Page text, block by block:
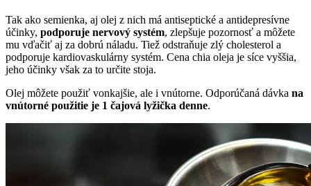
Tak ako semienka, aj olej z nich má antiseptické a antidepresívne
účinky, podporuje nervový systém, zlepšuje pozornosť a môžete
mu vďačiť aj za dobrú náladu. Tiež odstraňuje zlý cholesterol a
podporuje kardiovaskulárny systém. Cena chia oleja je síce vyššia,
jeho účinky však za to určite stoja.
Olej môžete použiť vonkajšie, ale i vnútorne. Odporúčaná dávka na
vnútorné použitie je 1 čajová lyžička denne.